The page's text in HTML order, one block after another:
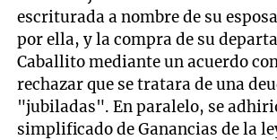
escriturada a nombre de su
por ella, y la compra de su
Caballito mediante un acuerdo
rechazar que se tratara de una
"jubiladas". En paralelo, se
simplificado de Ganancias de la